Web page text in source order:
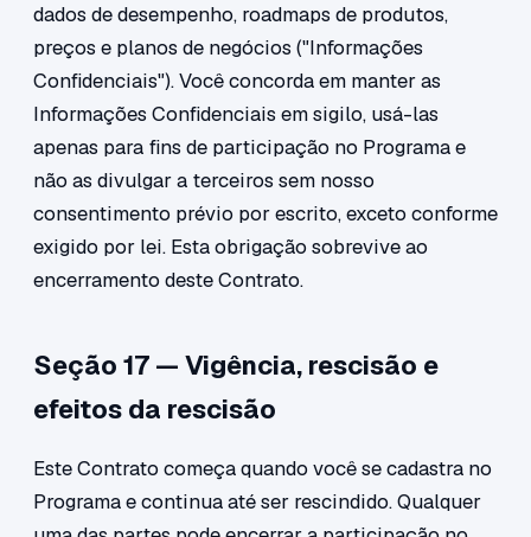
dados de desempenho, roadmaps de produtos,
preços e planos de negócios ("Informações
Confidenciais"). Você concorda em manter as
Informações Confidenciais em sigilo, usá-las
apenas para fins de participação no Programa e
não as divulgar a terceiros sem nosso
consentimento prévio por escrito, exceto conforme
exigido por lei. Esta obrigação sobrevive ao
encerramento deste Contrato.
Seção 17 — Vigência, rescisão e
efeitos da rescisão
Este Contrato começa quando você se cadastra no
Programa e continua até ser rescindido. Qualquer